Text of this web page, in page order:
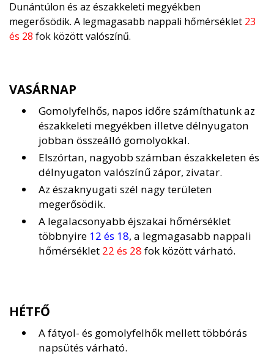
Dunántúlon és az északkeleti megyékben
megerősödik. A legmagasabb nappali hőmérséklet 23
és 28 fok között valószínű.
VASÁRNAP
Gomolyfelhős, napos időre számíthatunk az
északkeleti megyékben illetve délnyugaton
jobban összeálló gomolyokkal.
Elszórtan, nagyobb számban északkeleten és
délnyugaton valószínű zápor, zivatar.
Az északnyugati szél nagy területen
megerősödik.
A legalacsonyabb éjszakai hőmérséklet
többnyire 12 és 18, a legmagasabb nappali
hőmérséklet 22 és 28 fok között várható.
HÉTFŐ
A fátyol- és gomolyfelhők mellett többórás
napsütés várható.